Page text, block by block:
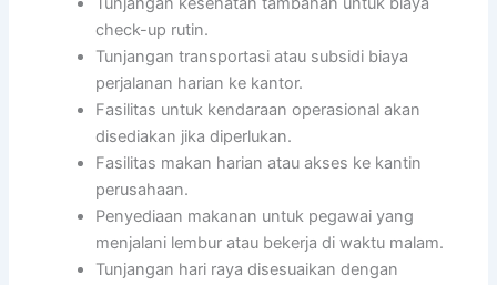
check-up rutin.
Tunjangan transportasi atau subsidi biaya
perjalanan harian ke kantor.
Fasilitas untuk kendaraan operasional akan
disediakan jika diperlukan.
Fasilitas makan harian atau akses ke kantin
perusahaan.
Penyediaan makanan untuk pegawai yang
menjalani lembur atau bekerja di waktu malam.
Tunjangan hari raya disesuaikan dengan